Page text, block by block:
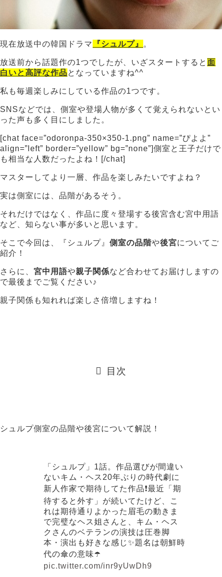
現在放送中の韓国ドラマ 『シュルプ』 。
放送前から話題作の1つでしたが、いざスタートすると 面
白いと高評な作品となっていますね^^
私も毎週楽しみにしている作品の1つです。
SNSなどでは、側室や登場人物が多くて覚えられないとい
った声も多く目にしました。
[chat face=”odoronpa-350×350-1.png” name=”ぴよよ”
align=”left” border=”yellow” bg=”none”]側室と王子だけで
も相当な人数だったよね！[/chat]
マスターしてより一層、作品を楽しみたいですよね？
実は側室には、品階があるそう。
それだけではなく、作品に度々登場する後宮含む宮中用語
など、知らない事が多いと思います。
そこで今回は、『シュルプ』 側室の品階や後宮についてご
紹介！
さらに、 宮中用語や親子関係など合わせてお届けしますの
で最後までご覧ください♪
親子関係も知れれば楽しさ倍増しますね！
目次
シュルプ側室の品階や後宮について解説！
「シュルプ」1話。作品選びが間違い
ないキム・ヘス20年ぶりの時代劇に
新人作家で期待してた作品❗️最近「期
待すると外す」が続いてたけど、こ
れは期待通りよかった眉毛の動きま
で完璧なヘス姐さんと、キム・ヘス
クさんのベテランの演技は圧巻脚
本・演出も好きな感じ✨題名は朝鮮時
代の傘の意味☂️
pic.twitter.com/inr9yUwDh9